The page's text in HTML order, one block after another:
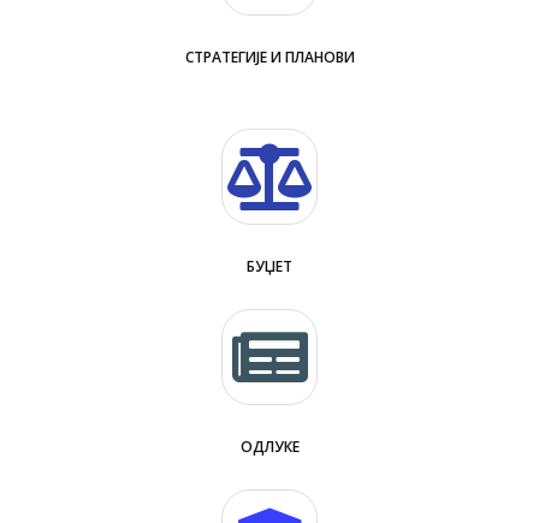
СТРАТЕГИЈЕ И ПЛАНОВИ
БУЏЕТ
ОДЛУКЕ